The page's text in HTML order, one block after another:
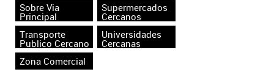
Sobre Via
Principal
Supermercados
Cercanos
Transporte
Publico Cercano
Universidades
Cercanas
Zona Comercial